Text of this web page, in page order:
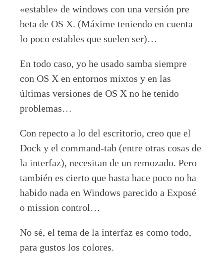
«estable» de windows con una versión pre
beta de OS X. (Máxime teniendo en cuenta
lo poco estables que suelen ser)…
En todo caso, yo he usado samba siempre
con OS X en entornos mixtos y en las
últimas versiones de OS X no he tenido
problemas…
Con repecto a lo del escritorio, creo que el
Dock y el command-tab (entre otras cosas de
la interfaz), necesitan de un remozado. Pero
también es cierto que hasta hace poco no ha
habido nada en Windows parecido a Exposé
o mission control…
No sé, el tema de la interfaz es como todo,
para gustos los colores.